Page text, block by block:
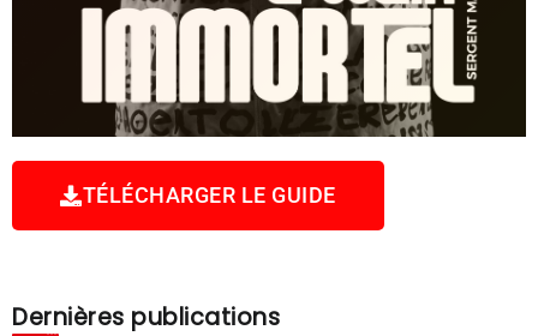
TÉLÉCHARGER LE GUIDE
Dernières publications